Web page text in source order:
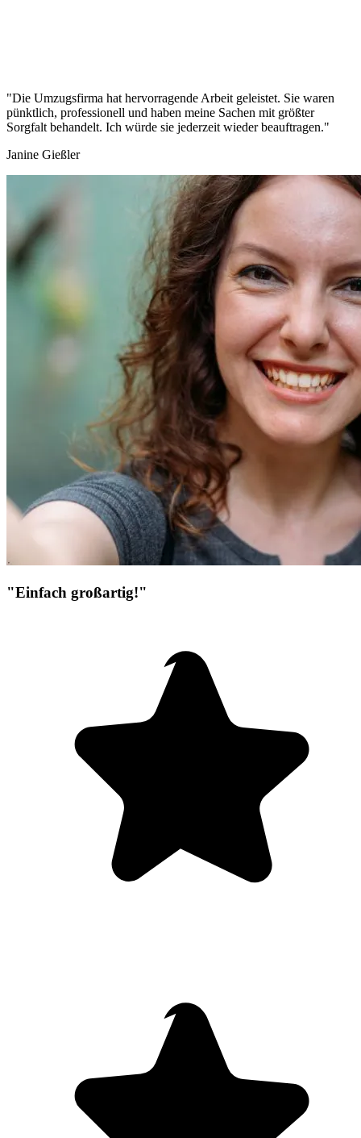
"Die Umzugsfirma hat hervorragende Arbeit geleistet. Sie waren
pünktlich, professionell und haben meine Sachen mit größter
Sorgfalt behandelt. Ich würde sie jederzeit wieder beauftragen."
Janine Gießler
"Einfach großartig!"